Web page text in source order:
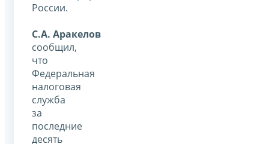
России.
С.А. Аракелов
сообщил,
что
Федеральная
налоговая
служба
за
последние
десять